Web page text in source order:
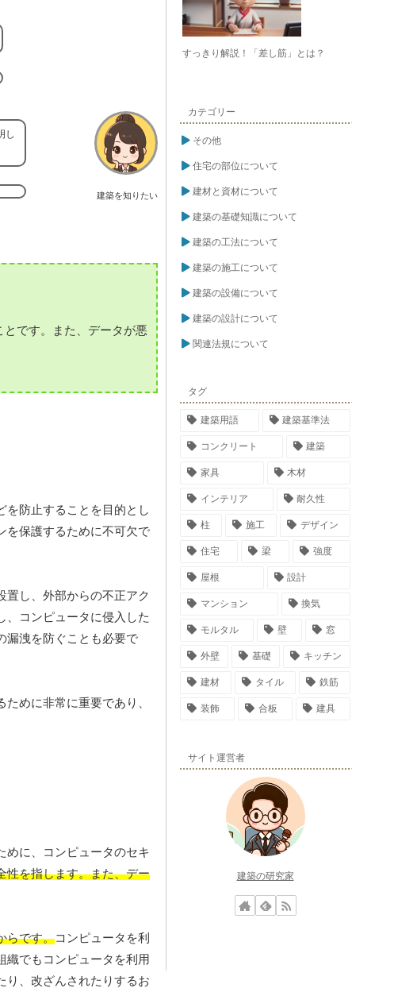
建築を知りたい
し
です。また、データが悪
を防止することを目的とし
を保護するために不可欠で
置し、外部からの不正アク
、コンピュータに侵入した
漏洩を防ぐことも必要で
めに非常に重要であり、
めに、コンピュータのセキ
性を指します。また、デー
らです。コンピュータを利
織でもコンピュータを利用
り、改ざんされたりするお
すっきり解説！「差し筋」とは？
カテゴリー
その他
住宅の部位について
建材と資材について
建築の基礎知識について
建築の工法について
建築の施工について
建築の設備について
建築の設計について
関連法規について
タグ
建築用語 建築基準法
コンクリート 建築
家具 木材
インテリア 耐久性
柱 施工 デザイン
住宅 梁 強度
屋根 設計
マンション 換気
モルタル 壁 窓
外壁 基礎 キッチン
建材 タイル 鉄筋
装飾 合板 建具
サイト運営者
建築の研究家